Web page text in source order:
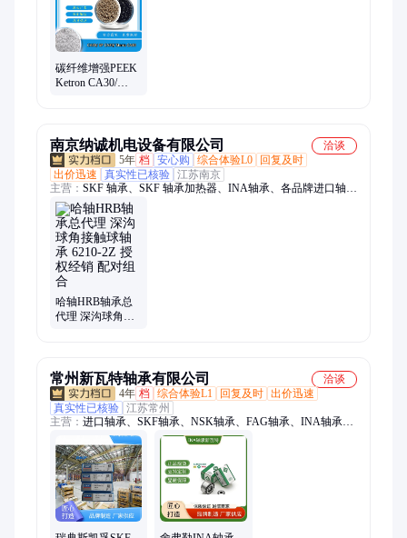
碳纤维增强PEEK
Ketron CA30/
南京纳诚机电设备有限公司
洽谈
5年 档 安心购 综合体验L0
回复及时
出价迅速
真实性已核验 江苏南京
主营： SKF 轴承、SKF 轴承加热器、INA轴承、各品牌进口轴
承、FAG轴承、NSK轴承、进口轴承、SKF 安装工具、SKF 激
光对中仪、SKF 油脂泵
哈轴HRB轴承总
代理 深沟球角接
常州新瓦特轴承有限公司
洽谈
4年 档 综合体验L1 回复及时 出价迅速
真实性已核验 江苏常州
主营： 进口轴承、SKF轴承、NSK轴承、FAG轴承、INA轴承、
NTN轴承、FYH轴承、LYC轴承、ZWZ轴承、HRB轴承、不锈
钢轴承、高温轴承